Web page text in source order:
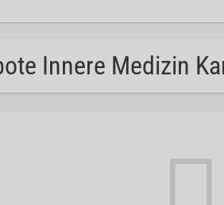
Innere Medizin